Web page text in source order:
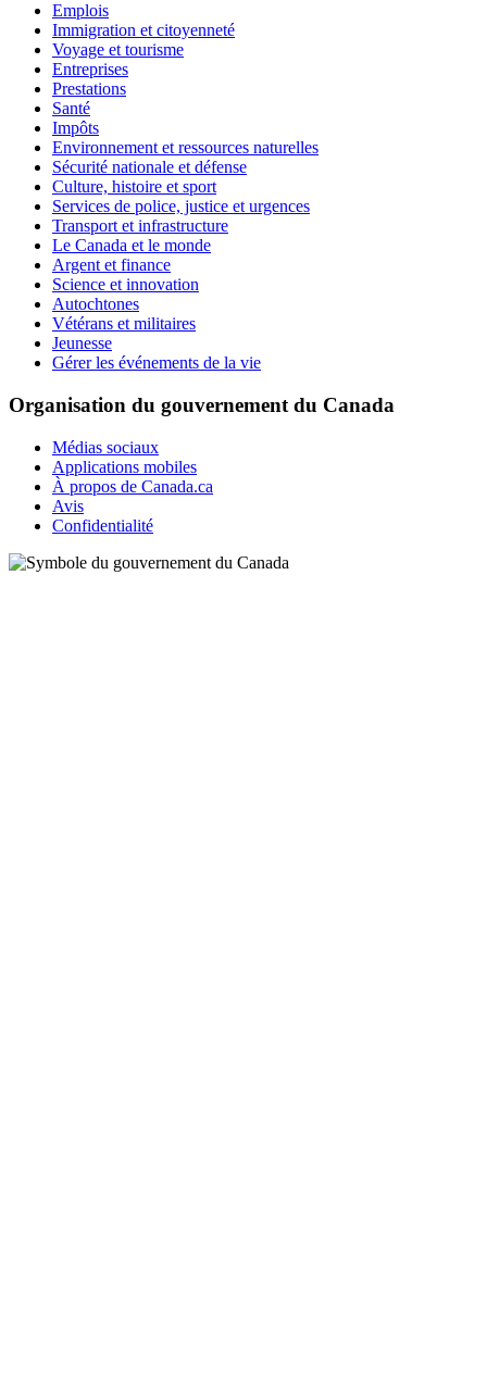
Emplois
Immigration et citoyenneté
Voyage et tourisme
Entreprises
Prestations
Santé
Impôts
Environnement et ressources naturelles
Sécurité nationale et défense
Culture, histoire et sport
Services de police, justice et urgences
Transport et infrastructure
Le Canada et le monde
Argent et finance
Science et innovation
Autochtones
Vétérans et militaires
Jeunesse
Gérer les événements de la vie
Organisation du gouvernement du Canada
Médias sociaux
Applications mobiles
À propos de Canada.ca
Avis
Confidentialité